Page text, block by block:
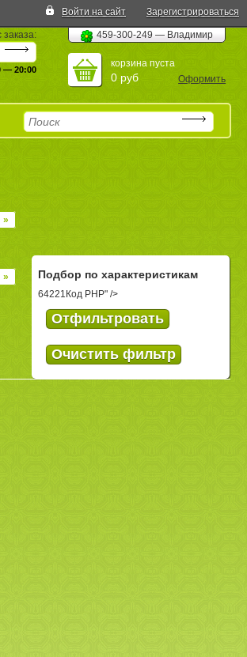
Войти на сайт Зарегистрироваться
заказа:
— 20:00
459-300-249 — Владимир
корзина пуста
0 руб Оформить
»
» Подбор по характеристикам
64221 Код PHP" />